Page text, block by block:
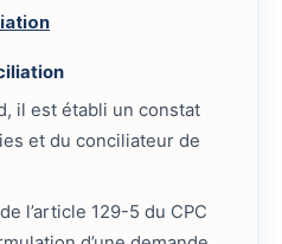
il est établi un constat
et du conciliateur de
l’article 129-5 du CPC